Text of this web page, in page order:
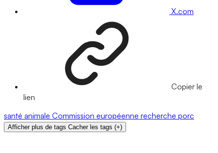
X.com
Copier le
lien
santé animale Commission européenne recherche porc
Afficher plus de tags Cacher les tags (+)